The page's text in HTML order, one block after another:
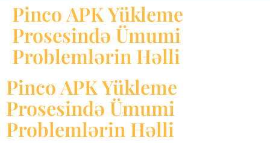
Pinco APK Yükleme
Prosesində Ümumi
Problemlərin Həlli
Pinco APK Yükleme
Prosesində Ümumi
Problemlərin Həlli